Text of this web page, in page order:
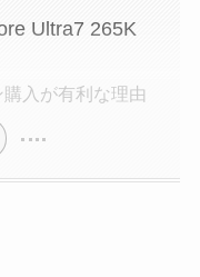
Ultra7 265K
入が有利な理由